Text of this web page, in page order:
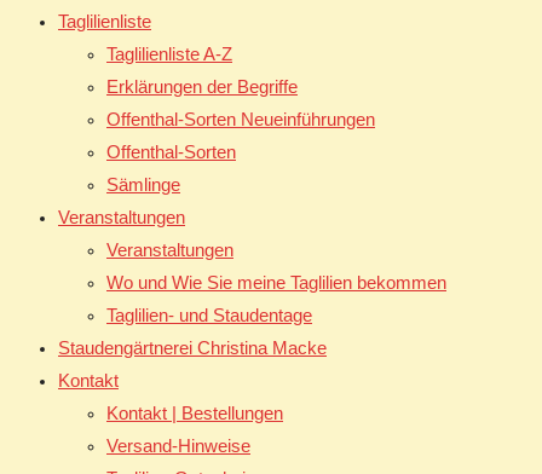
Taglilienliste
Taglilienliste A-Z
Erklärungen der Begriffe
Offenthal-Sorten Neueinführungen
Offenthal-Sorten
Sämlinge
Veranstaltungen
Veranstaltungen
Wo und Wie Sie meine Taglilien bekommen
Taglilien- und Staudentage
Staudengärtnerei Christina Macke
Kontakt
Kontakt | Bestellungen
Versand-Hinweise